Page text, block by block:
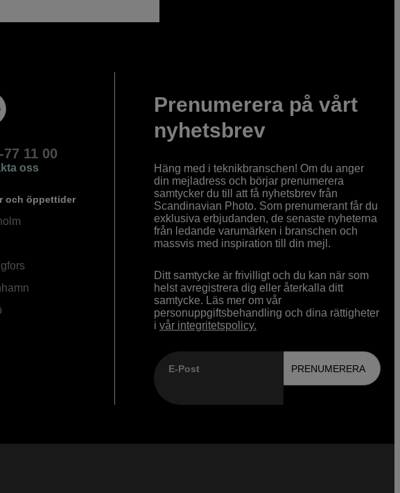
77 11 00
oss
och öppettider
Prenumerera på vårt
nyhetsbrev
Häng med i teknikbranschen! Om du anger
din mejladress och börjar prenumerera
samtycker du till att få nyhetsbrev från
Scandinavian Photo. Som prenumerant får du
exklusiva erbjudanden, de senaste nyheterna
från ledande varumärken i branschen och
massvis med inspiration till din mejl.
Ditt samtycke är frivilligt och du kan när som
helst avregistrera dig eller återkalla ditt
samtycke. Läs mer om vår
personuppgiftsbehandling och dina rättigheter
i vår integritetspolicy.
E-Post PRENUMERERA